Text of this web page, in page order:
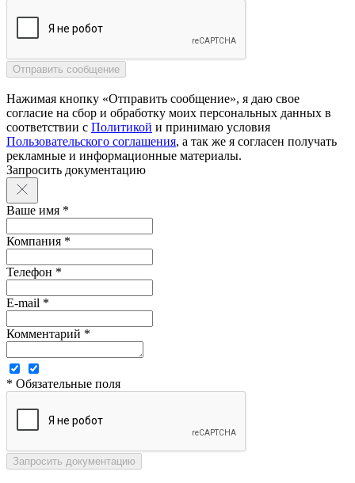
Нажимая кнопку «Отправить сообщение», я даю свое
согласие на сбор и обработку моих персональных данных в
соответствии с Политикой и принимаю условия
Пользовательского соглашения, а так же я согласен получать
рекламные и информационные материалы.
Запросить документацию
Ваше имя *
Компания *
Телефон *
E-mail *
Комментарий *
* Обязательные поля